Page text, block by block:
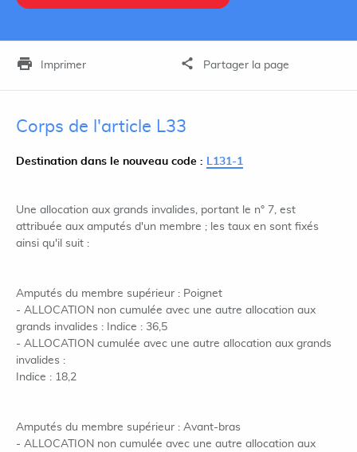
Imprimer Partager la page
Corps de l'article L33
Destination dans le nouveau code : L131-1
Une allocation aux grands invalides, portant le n° 7, est
attribuée aux amputés d'un membre ; les taux en sont fixés
ainsi qu'il suit :
Amputés du membre supérieur : Poignet
- ALLOCATION non cumulée avec une autre allocation aux
grands invalides : Indice : 36,5
- ALLOCATION cumulée avec une autre allocation aux grands
invalides :
Indice : 18,2
Amputés du membre supérieur : Avant-bras
- ALLOCATION non cumulée avec une autre allocation aux